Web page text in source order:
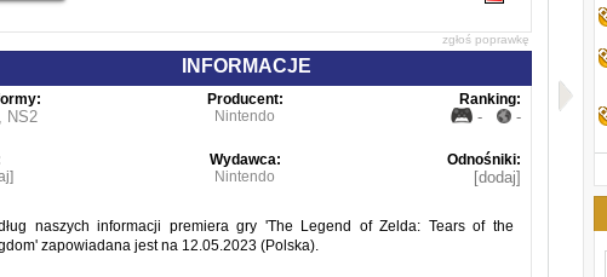
zgłoś poprawkę
INFORMACJE
, NS2
Producent:
Nintendo
Ranking:
- -
Wydawca:
Nintendo
Odnośniki:
[dodaj]
naszych informacji premiera gry 'The Legend of Zelda: Tears of the
zapowiadana jest na 12.05.2023 (Polska).